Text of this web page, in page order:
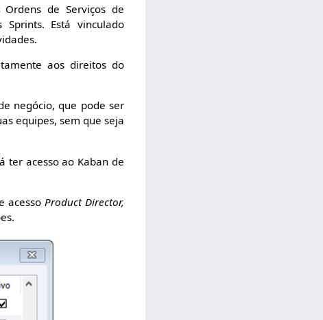
de Serviços de
Está vinculado
aos direitos do
negócio, que pode ser
equipes, sem que seja
acesso ao Kaban de
acesso Product Director,